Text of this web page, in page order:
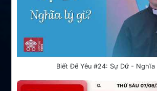
Biết Để Yêu #24: Sự Dữ - Nghĩa